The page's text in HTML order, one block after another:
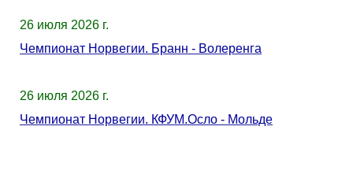
26 июля 2026 г.
Чемпионат Норвегии. Бранн - Волеренга
26 июля 2026 г.
Чемпионат Норвегии. КФУМ.Осло - Мольде